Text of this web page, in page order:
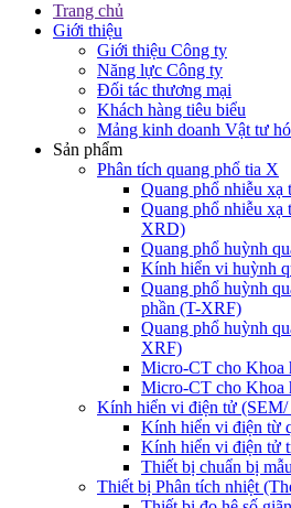
Trang chủ
Giới thiệu
Giới thiệu Công ty
Năng lực Công ty
Đối tác thương mại
Khách hàng tiêu biểu
Mảng kinh doanh Vật tư
Sản phẩm
Phân tích quang phổ tia X
Quang phổ nhiễu
Quang phổ nhiễu
XRD)
Quang phổ huỳnh
Kính hiển vi huỳnh
Quang phổ huỳnh
phần (T-XRF)
Quang phổ huỳnh
XRF)
Micro-CT cho Khoa
Micro-CT cho Khoa
Kính hiển vi điện tử
Kính hiển vi điện từ
Kính hiển vi điện tử
Thiết bị chuẩn bị
Thiết bị Phân tích nhiệt